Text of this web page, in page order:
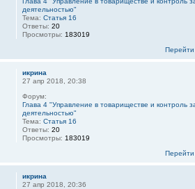
деятельностью"
Тема:Статья 16
Ответы:20
Просмотры: 183019
икрина
27 апр 2018, 20:38
Форум:
Глава 4 "Управление в товариществе и контроль
деятельностью"
Тема:Статья 16
Ответы:20
Просмотры: 183019
икрина
27 апр 2018, 20:36